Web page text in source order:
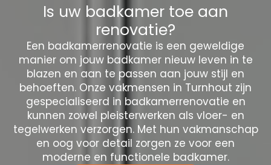
Is uw badkamer toe aan
renovatie?
Een badkamerrenovatie is een geweldige
manier om jouw badkamer nieuw leven in te
blazen en aan te passen aan jouw stijl en
behoeften. Onze vakmensen in Turnhout zijn
gespecialiseerd in badkamerrenovatie en
kunnen zowel pleisterwerken als vloer- en
tegelwerken verzorgen. Met hun vakmanschap
en oog voor detail zorgen ze voor een
moderne en functionele badkamer.